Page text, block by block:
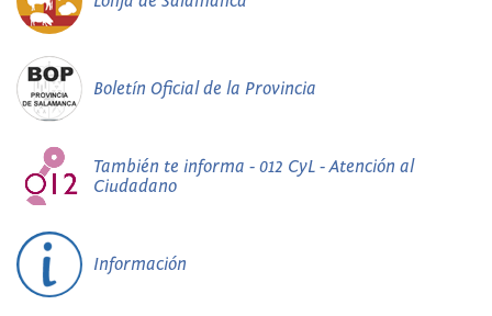
Boletín Oficial de la Provincia
También te informa - 012 CyL - Atención al
Ciudadano
Información